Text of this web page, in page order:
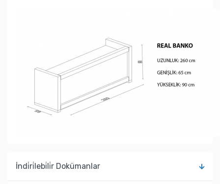
İndi̇ri̇lebi̇li̇r Dokümanlar